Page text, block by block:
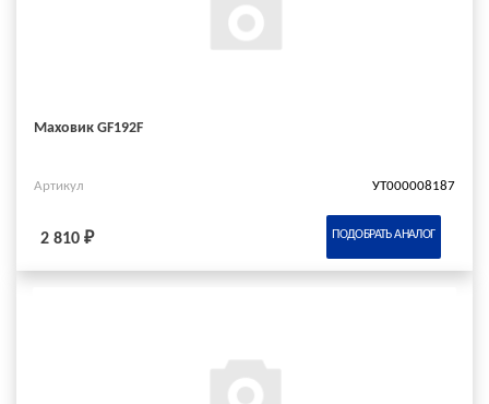
Маховик GF192F
Артикул УТ000008187
2 810 ₽ ПОДОБРАТЬ АНАЛОГ